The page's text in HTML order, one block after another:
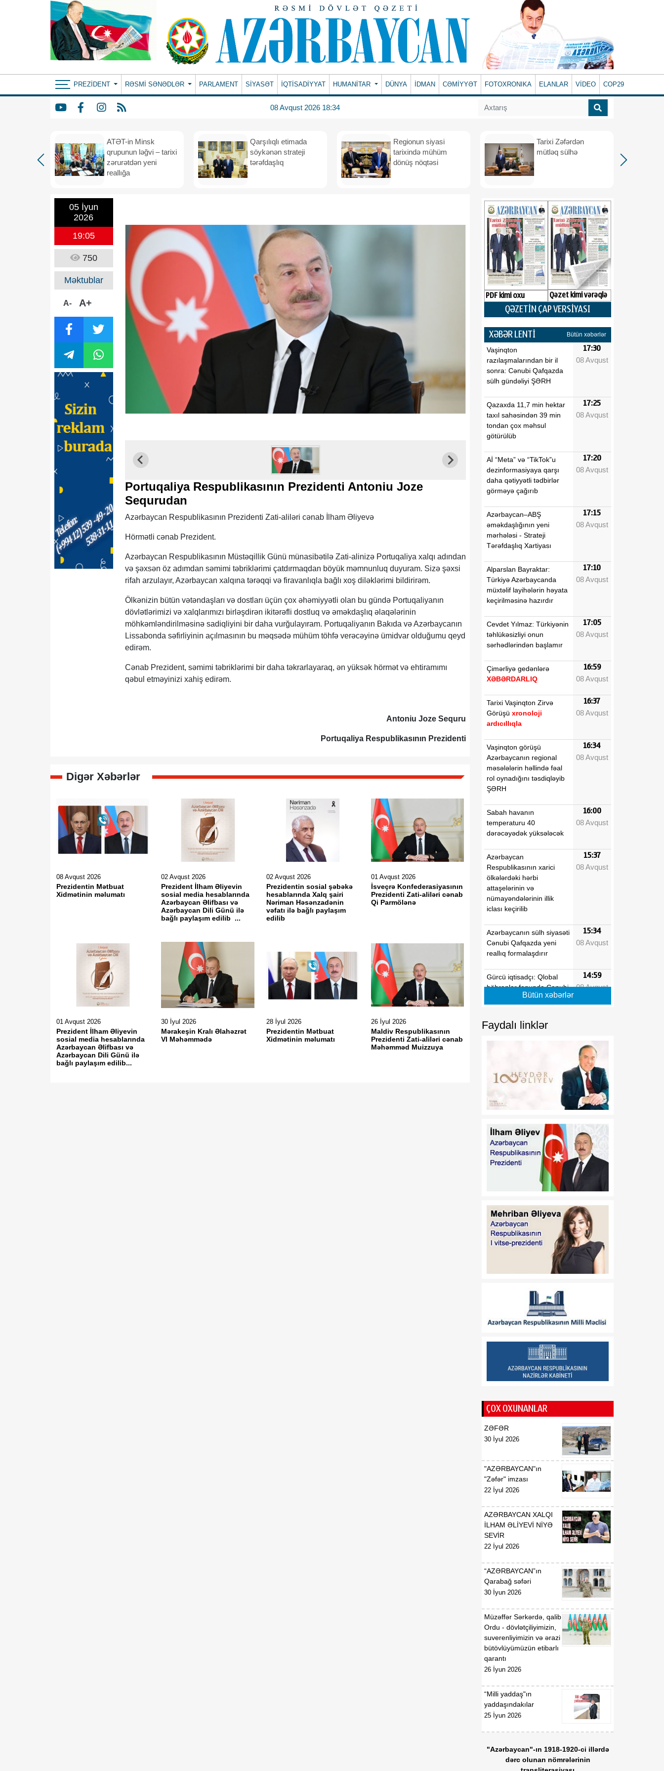
PREZIDENT RƏSMI SƏNƏDLƏR PARLAMENT SİYASƏT İQTİSADİYYAT HUMANITAR DÜNYA İDMAN CƏMİYYƏT FOTOXRONIKA ELANLAR VİDEO COP29
08 Avqust 2026 18:34
ATƏT-in Minsk
qrupunun ləğvi – tarixi
zərurətdən yeni
reallığa
Qarşılıqlı etimada
söykənən strateji
tərəfdaşlıq
Regionun siyasi
tarixində mühüm
dönüş nöqtəsi
Tarixi Zəfərdən
mütləq sülhə
05 İyun
2026
19:05
750
Məktublar
A- A+
Portuqaliya Respublikasının Prezidenti Antoniu Joze
Sequrudan
Azərbaycan Respublikasının Prezidenti Zati-aliləri cənab İlham Əliyevə
Hörmətli cənab Prezident.
Azərbaycan Respublikasının Müstəqillik Günü münasibətilə Zati-alinizə Portuqaliya xalqı adından
və şəxsən öz adımdan səmimi təbriklərimi çatdırmaqdan böyük məmnunluq duyuram. Sizə şəxsi
rifah arzulayır, Azərbaycan xalqına tərəqqi və firavanlıqla bağlı xoş diləklərimi bildirirəm.
Ölkənizin bütün vətəndaşları və dostları üçün çox əhəmiyyətli olan bu gündə Portuqaliyanın
dövlətlərimizi və xalqlarımızı birləşdirən ikitərəfli dostluq və əməkdaşlıq əlaqələrinin
möhkəmləndirilməsinə sadiqliyini bir daha vurğulayıram. Portuqaliyanın Bakıda və Azərbaycanın
Lissabonda səfirliyinin açılmasının bu məqsədə mühüm töhfə verəcəyinə ümidvar olduğumu qeyd
edirəm.
Cənab Prezident, səmimi təbriklərimi bir daha təkrarlayaraq, ən yüksək hörmət və ehtiramımı
qəbul etməyinizi xahiş edirəm.
Antoniu Joze Sequru
Portuqaliya Respublikasının Prezidenti
Digər Xəbərlər
08 Avqust 2026
Prezidentin Mətbuat
Xidmətinin məlumatı
02 Avqust 2026
Prezident İlham Əliyevin
sosial media hesablarında
Azərbaycan Əlifbası və
Azərbaycan Dili Günü ilə
bağlı paylaşım edilib ...
02 Avqust 2026
Prezidentin sosial şəbəkə
hesablarında Xalq şairi
Nəriman Həsənzadənin
vəfatı ilə bağlı paylaşım
edilib
01 Avqust 2026
İsveçrə Konfederasiyasının
Prezidenti Zati-aliləri cənab
Qi Parmölənə
01 Avqust 2026
Prezident İlham Əliyevin
sosial media hesablarında
Azərbaycan Əlifbası və
Azərbaycan Dili Günü ilə
bağlı paylaşım edilib...
30 İyul 2026
Mərakeşin Kralı Əlahəzrət
VI Məhəmmədə
28 İyul 2026
Prezidentin Mətbuat
Xidmətinin məlumatı
26 İyul 2026
Maldiv Respublikasının
Prezidenti Zati-aliləri cənab
Məhəmməd Muizzuya
PDF kimi oxu Qəzet kimi vərəqlə
QƏZETİN ÇAP VERSİYASI
XƏBƏR LENTİ Bütün xəbərlər
Vaşinqton
razılaşmalarından bir il
sonra: Cənubi Qafqazda
sülh gündəliyi ŞƏRH
17:30
08 Avqust
Qazaxda 11,7 min hektar
taxıl sahəsindən 39 min
tondan çox məhsul
götürülüb
17:25
08 Avqust
Aİ “Meta” və “TikTok”u
dezinformasiyaya qarşı
daha qətiyyətli tədbirlər
görməyə çağırıb
17:20
08 Avqust
Azərbaycan–ABŞ
əməkdaşlığının yeni
mərhələsi - Strateji
Tərəfdaşlıq Xartiyası
17:15
08 Avqust
Alparslan Bayraktar:
Türkiyə Azərbaycanda
müxtəlif layihələrin həyata
keçirilməsinə hazırdır
17:10
08 Avqust
Cevdet Yılmaz: Türkiyənin
təhlükəsizliyi onun
sərhədlərindən başlamır
17:05
08 Avqust
Çimərliyə gedənlərə
XƏBƏRDARLIQ
16:59
08 Avqust
Tarixi Vaşinqton Zirvə
Görüşü xronoloji
ardıcıllıqla
16:37
08 Avqust
Vaşinqton görüşü
Azərbaycanın regional
məsələlərin həllində fəal
rol oynadığını təsdiqləyib
ŞƏRH
16:34
08 Avqust
Sabah havanın
temperaturu 40
dərəcəyədək yüksələcək
16:00
08 Avqust
Azərbaycan
Respublikasının xarici
ölkələrdəki hərbi
attaşelərinin və
nümayəndələrinin illik
iclası keçirilib
15:37
08 Avqust
Azərbaycanın sülh siyasəti
Cənubi Qafqazda yeni
reallıq formalaşdırır
15:34
08 Avqust
Gürcü iqtisadçı: Qlobal
böhranlar fonunda Cənubi
Qafqaz özünü regional
14:59
08 Avqust
Tarixi Vaşinqton görüşü
14:09
08 Avqust
Rusiya regionlarına PUA
yeddi nəfər xəsarət alıb
13:42
08 Avqust
Sülh və strateji tərəfdaşlıq
oyun qaydalarını dəyişir
08 Avqust
Valeri Çeçelaşvili:
Vaşinqton Sammiti Cənubi
Qafqazda sülh üçün
13:32
08 Avqust
Vaşinqton görüşləri
Azərbaycanın zəfər
diplomatiyasında yeni
13:19
08 Avqust
Prezidentin Mətbuat
13:03
Vaşinqton görüşü sülh
prosesinin və ABŞ ilə
dönüş nöqtəsidir
08 Avqust
razılaşmaları Cənubi
rolunu oynayır
Bütün xəbərlər
Faydalı linklər
ÇOX OXUNANLAR
ZƏFƏR
30 İyul 2026
"AZƏRBAYCAN"ın
"Zəfər" imzası
22 İyul 2026
AZƏRBAYCAN XALQI
İLHAM ƏLİYEVİ NİYƏ
SEVİR
22 İyul 2026
“AZƏRBAYCAN”ın
Qarabağ səfəri
30 İyun 2026
Müzəffər Sərkərdə, qalib
Ordu - dövlətçiliyimizin,
suverenliyimizin və ərazi
bütövlüyümüzün etibarlı
qarantı
26 İyun 2026
“Milli yaddaş"ın
yaddaşındakılar
25 İyun 2026
"Azərbaycan"-ın 1918-1920-ci illərdə
dərc olunan nömrələrinin